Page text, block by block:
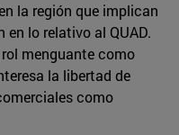
la región que implican
lo relativo al QUAD.
menguante como
la libertad de
como